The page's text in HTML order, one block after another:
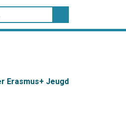
Erasmus+ Jeugd